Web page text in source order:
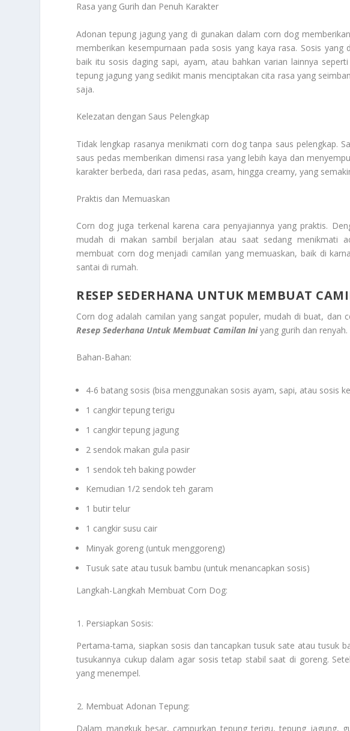
Rasa yang Gurih dan Penuh Karakter
Adonan tepung jagung yang di gunakan dalam corn dog
memberikan kesempurnaan pada sosis yang kaya rasa. Sosis
baik itu sosis daging sapi, ayam, atau bahkan varian lainnya
tepung jagung yang sedikit manis menciptakan cita rasa yang
saja.
Kelezatan dengan Saus Pelengkap
Tidak lengkap rasanya menikmati corn dog tanpa saus pelengkap.
saus pedas memberikan dimensi rasa yang lebih kaya dan
karakter berbeda, dari rasa pedas, asam, hingga creamy, yang
Praktis dan Memuaskan
Corn dog juga terkenal karena cara penyajiannya yang praktis.
mudah di makan sambil berjalan atau saat sedang menikmati
membuat corn dog menjadi camilan yang memuaskan, baik di
santai di rumah.
RESEP SEDERHANA UNTUK MEMBUAT
Corn dog adalah camilan yang sangat populer, mudah di buat, dan
Resep Sederhana Untuk Membuat Camilan Iniyang gurih dan renyah.
Bahan-Bahan:
4-6 batang sosis (bisa menggunakan sosis ayam, sapi, atau sosis
1 cangkir tepung terigu
1 cangkir tepung jagung
2 sendok makan gula pasir
1 sendok teh baking powder
Kemudian 1/2 sendok teh garam
1 butir telur
1 cangkir susu cair
Minyak goreng (untuk menggoreng)
Tusuk sate atau tusuk bambu (untuk menancapkan sosis)
Langkah-Langkah Membuat Corn Dog:
Persiapkan Sosis:
Pertama-tama, siapkan sosis dan tancapkan tusuk sate atau tusuk
tusukannya cukup dalam agar sosis tetap stabil saat di goreng.
yang menempel.
Membuat Adonan Tepung:
Dalam mangkuk besar, campurkan tepung terigu, tepung jagung,